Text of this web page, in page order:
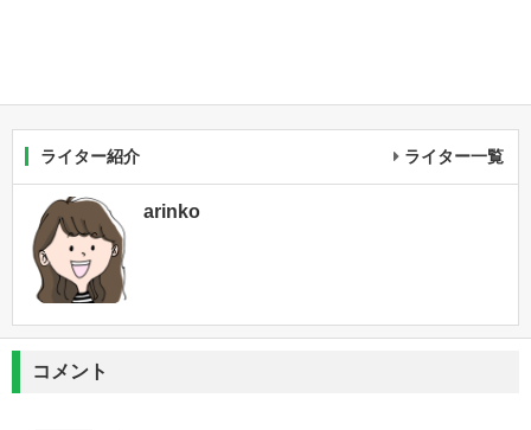
ライター紹介 ライター一覧
arinko
コメント